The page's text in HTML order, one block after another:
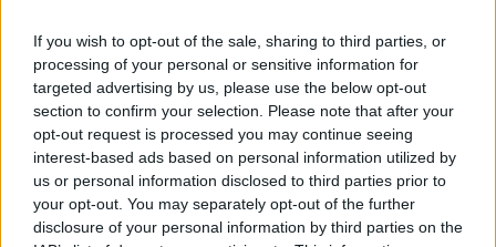
If you wish to opt-out of the sale, sharing to third parties, or
processing of your personal or sensitive information for
targeted advertising by us, please use the below opt-out
section to confirm your selection. Please note that after your
opt-out request is processed you may continue seeing
interest-based ads based on personal information utilized by
us or personal information disclosed to third parties prior to
your opt-out. You may separately opt-out of the further
disclosure of your personal information by third parties on the
LIFESTYLE
Ανοίγει το μεσημέρι η πλατφόρμα για το «Τουρισμός
για Όλους» – Ποια ΑΦΜ κάνουν αίτηση
ΑΝΑΡΤΗΘΗΚΕ ΑΠΟ ΓΙΆΝΝΗΣ ΚΟΝΤΟΓΕΏΡΓΟΣ 5 ΑΥΓΟΎΣΤΟΥ 2026